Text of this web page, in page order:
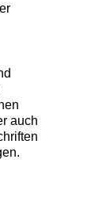
auch